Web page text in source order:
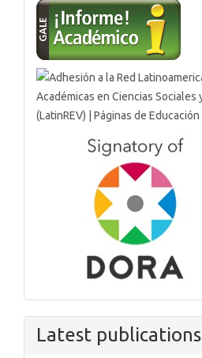
Latest publications